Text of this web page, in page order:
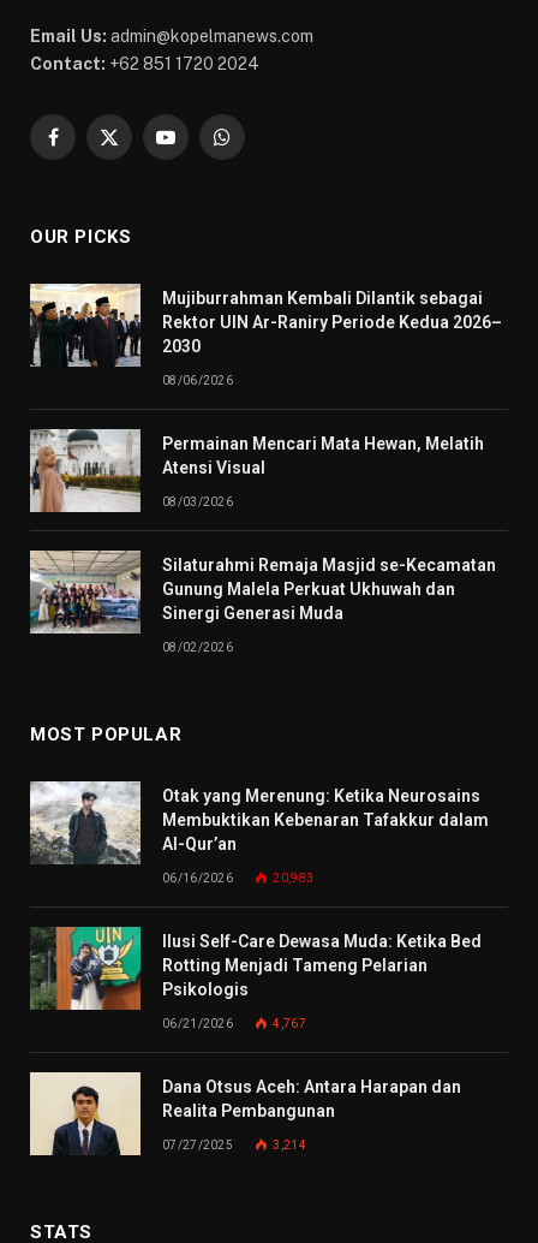
Email Us: admin@kopelmanews.com
Contact: +62 851 1720 2024
Facebook
X
YouTubeWhatsApp
OUR PICKS
Mujiburrahman Kembali Dilantik sebagai
Rektor UIN Ar-Raniry Periode Kedua 2026–
2030
08/06/2026
Permainan Mencari Mata Hewan, Melatih
Atensi Visual
08/03/2026
Silaturahmi Remaja Masjid se-Kecamatan
Gunung Malela Perkuat Ukhuwah dan
Sinergi Generasi Muda
08/02/2026
MOST POPULAR
Otak yang Merenung: Ketika Neurosains
Membuktikan Kebenaran Tafakkur dalam
Al-Qur’an
06/16/2026 20,983
Ilusi Self-Care Dewasa Muda: Ketika Bed
Rotting Menjadi Tameng Pelarian
Psikologis
06/21/2026 4,767
Dana Otsus Aceh: Antara Harapan dan
Realita Pembangunan
07/27/2025 3,214
STATS